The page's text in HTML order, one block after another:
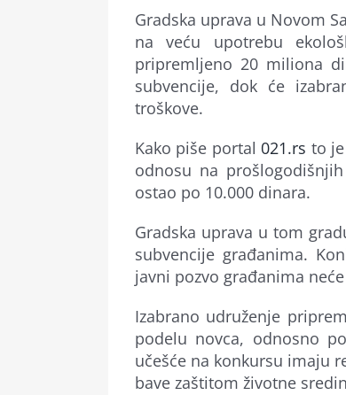
Gradska uprava u Novom
na veću upotrebu
pripremljeno 20 miliona
subvencije, dok će
troškove.
Kako piše portal 021.rs to
odnosu na
ostao po 10.000 dinara.
Gradska uprava u tom
subvencije građanima.
javni pozvo građanima
Izabrano udruženje
podelu novca, odnosno
učešće na konkursu imaju
bave zaštitom životne